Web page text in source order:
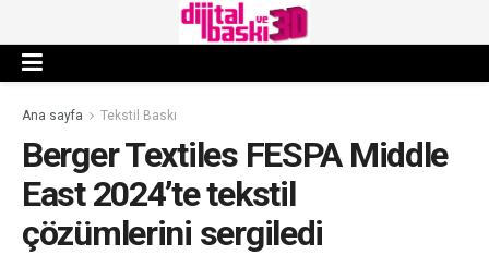
Ana sayfa Tekstil Baskı
Berger Textiles FESPA Middle
East 2024’te tekstil
çözümlerini sergiledi